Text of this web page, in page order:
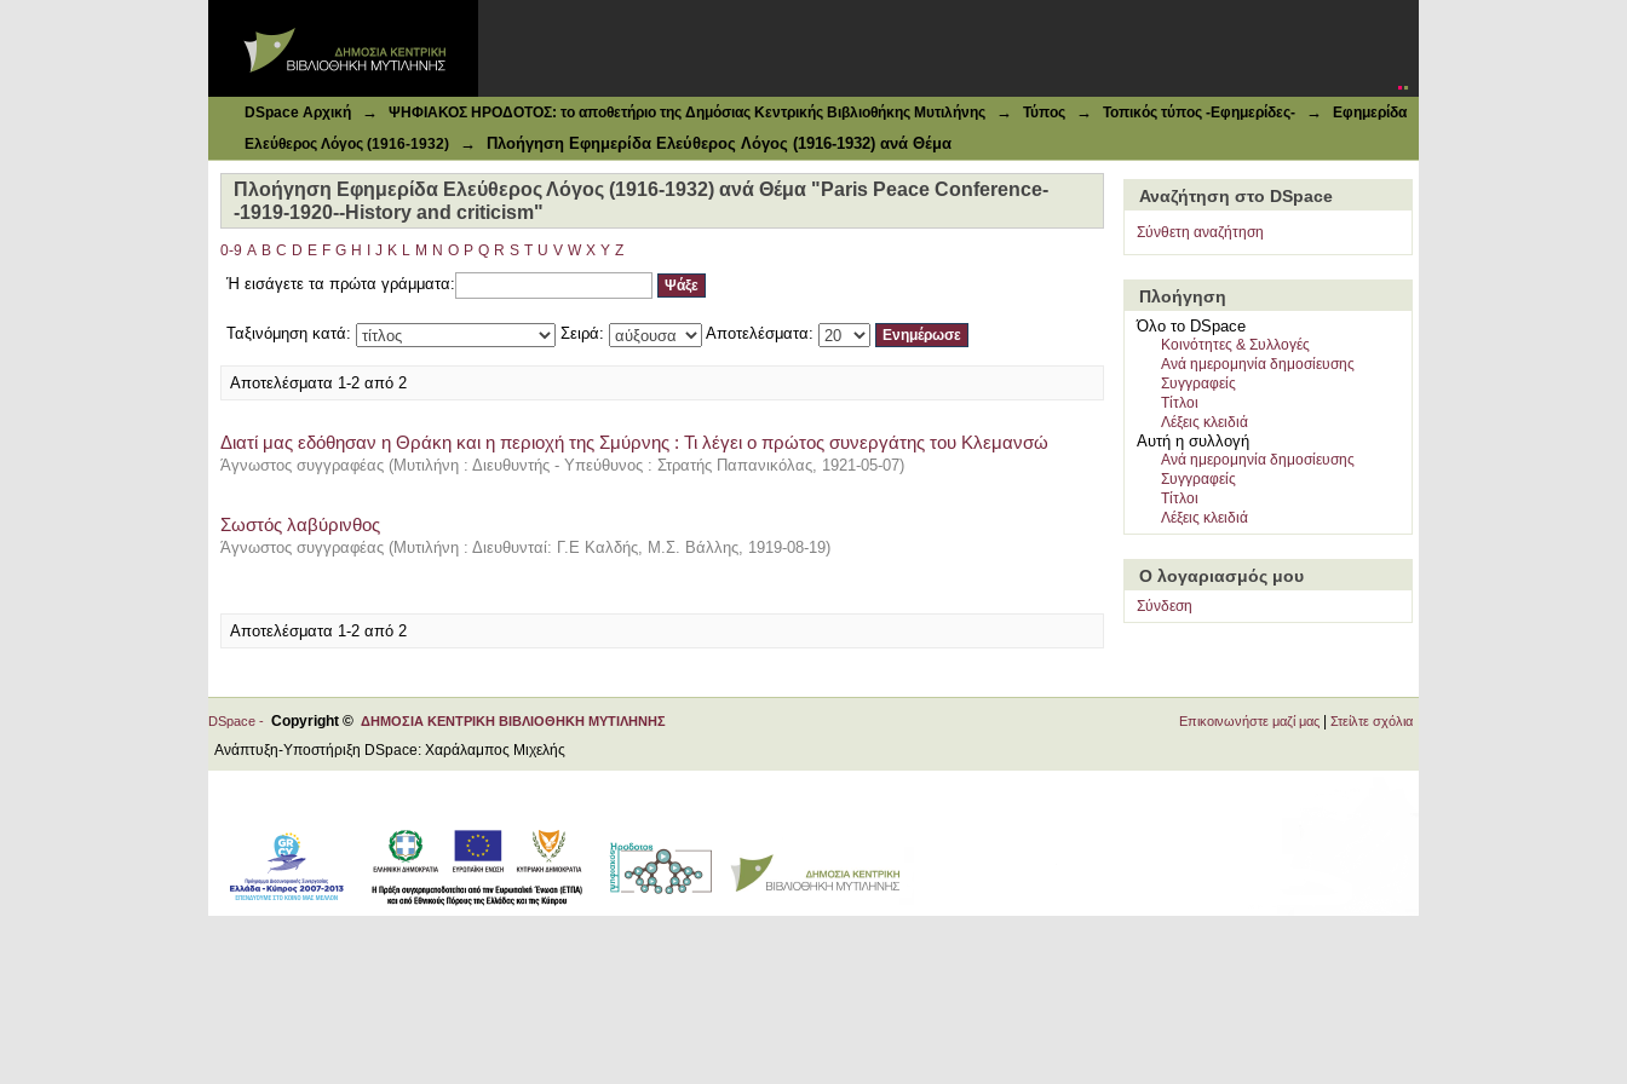
DSpace Αρχική → ΨΗΦΙΑΚΟΣ ΗΡΟΔΟΤΟΣ: το αποθετήριο της Δημόσιας Κεντρικής Βιβλιοθήκης Μυτιλήνης → Τύπος → Τοπικός τύπος -Εφημερίδες- →
Εφημερίδα
Ελεύθερος Λόγος (1916-1932)
→ Πλοήγηση Εφημερίδα Ελεύθερος Λόγος (1916-1932) ανά Θέμα
Πλοήγηση Εφημερίδα Ελεύθερος Λόγος (1916-1932) ανά Θέμα "Paris Peace Conference-
-1919-1920--History and criticism"
0-9 A B C D E F G H J K L M N O P Q R S T U V W X Y Z
Ή εισάγετε τα πρώτα γράμματα:
Ταξινόμηση κατά: Σειρά: Αποτελέσματα:
Αποτελέσματα 1-2 από 2
Διατί μας εδόθησαν η Θράκη και η περιοχή της Σμύρνης : Τι λέγει ο πρώτος συνεργάτης του Κλεμανσώ
Άγνωστος συγγραφέας (Μυτιλήνη : Διευθυντής - Υπεύθυνος : Στρατής Παπανικόλας, 1921-05-07)
Σωστός λαβύρινθος
Άγνωστος συγγραφέας (Μυτιλήνη : Διευθυνταί: Γ.Ε Καλδής, Μ.Σ. Βάλλης, 1919-08-19)
Αποτελέσματα 1-2 από 2
Αναζήτηση στο DSpace
Σύνθετη αναζήτηση
Πλοήγηση
Όλο το DSpace
Κοινότητες & Συλλογές
Ανά ημερομηνία δημοσίευσης
Συγγραφείς
Τίτλοι
Λέξεις κλειδιά
Αυτή η συλλογή
Ανά ημερομηνία δημοσίευσης
Συγγραφείς
Τίτλοι
Λέξεις κλειδιά
Ο λογαριασμός μου
Σύνδεση
DSpace - Copyright © ΔΗΜΟΣΙΑ ΚΕΝΤΡΙΚΗ ΒΙΒΛΙΟΘΗΚΗ ΜΥΤΙΛΗΝΗΣ
Ανάπτυξη-Υποστήριξη DSpace: Χαράλαμπος Μιχελής
Επικοινωνήστε μαζί μας Στείλτε σχόλια